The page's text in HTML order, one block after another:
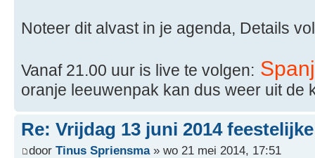
Noteer dit alvast in je agenda, Details
Vanaf 21.00 uur is live te volgen:
oranje leeuwenpak kan dus weer uit de
Re: Vrijdag 13 juni 2014
door Tinus Spriensma» wo 21 mei 2014, 17:51